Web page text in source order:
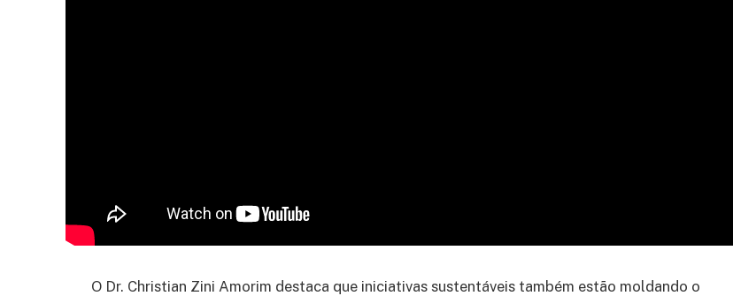
O Dr. Christian Zini Amorim destaca que iniciativas sustentáveis também estão moldando o